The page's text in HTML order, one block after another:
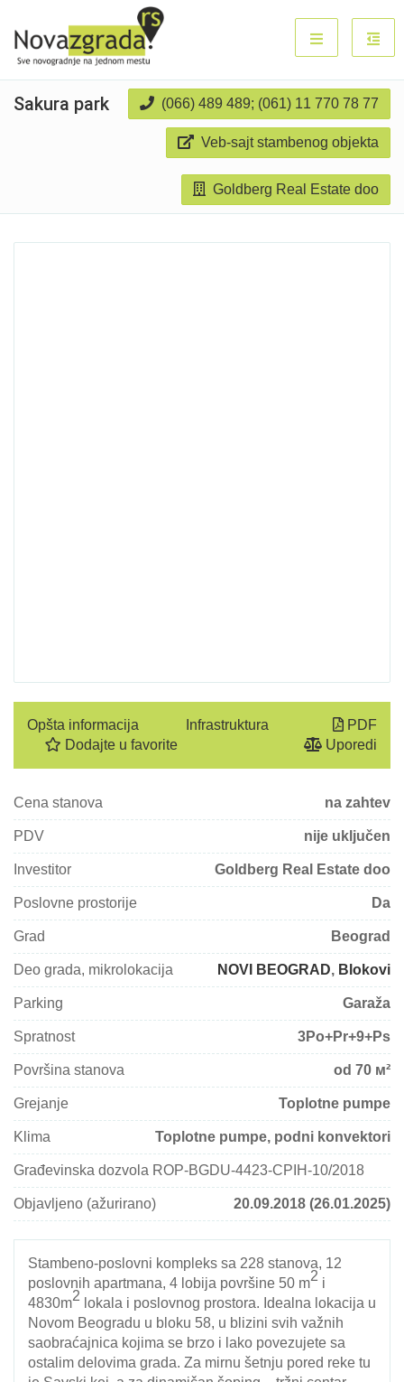
Sakura park (066) 489 489; (061) 11 770 78 77
Veb-sajt stambenog objekta
Goldberg Real Estate doo
Opšta informacija Infrastruktura
PDF
Dodajte u favorite
Uporedi
Cena stanova na zahtev
PDV nije uključen
Investitor Goldberg Real Estate doo
Poslovne prostorije Da
Grad Beograd
Deo grada, mikrolokacija NOVI BEOGRAD, Blokovi
Parking Garaža
Spratnost 3Po+Pr+9+Ps
Površina stanova od 70 м²
Grejanje Toplotne pumpe
Klima Toplotne pumpe, podni konvektori
Građevinska dozvola ROP-BGDU-4423-CPIН-10/2018
Objavljeno (ažurirano) 20.09.2018 (26.01.2025)
Stambeno-poslovni kompleks sa 228 stanova, 12
poslovnih apartmana, 4 lobija površine 50 m2 i
4830m2 lokala i poslovnog prostora. Idealna lokacija u
Novom Beogradu u bloku 58, u blizini svih važnih
saobraćajnica kojima se brzo i lako povezujete sa
ostalim delovima grada. Za mirnu šetnju pored reke tu